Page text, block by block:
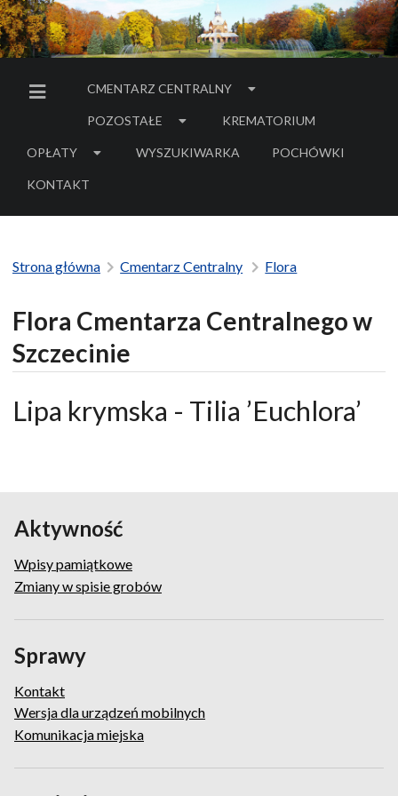
MENU BOCZNE
CMENTARZ CENTRALNY
POZOSTAŁE KREMATORIUM
OPŁATY WYSZUKIWARKA POCHÓWKI
- LINK DO SERWISU
KONTAKT
Strona główna Cmentarz Centralny Flora
Flora Cmentarza Centralnego w
Szczecinie
Lipa krymska - Tilia ’Euchlora’
Aktywność
Wpisy pamiątkowe
Zmiany w spisie grobów
Sprawy
Kontakt
Wersja dla urządzeń mobilnych
Komunikacja miejska